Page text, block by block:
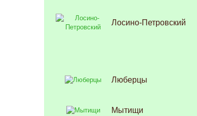
Лосино-Петровский
Люберцы
Мытищи